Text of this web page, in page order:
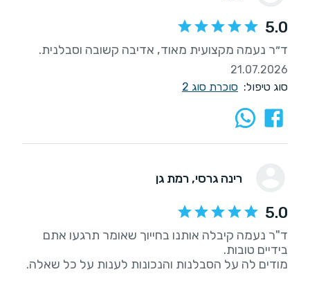
5.0
ד״ר נעמה מקצועית מאוד, אדיבה קשובה וסבלנית.
21.07.2026
סוג טיפול: סוכרת סוג 2
רינה גרסי, רמת גן
5.0
ד"ר נעמה קיבלה אותנו בחייוך שאומר תרגעו אתם